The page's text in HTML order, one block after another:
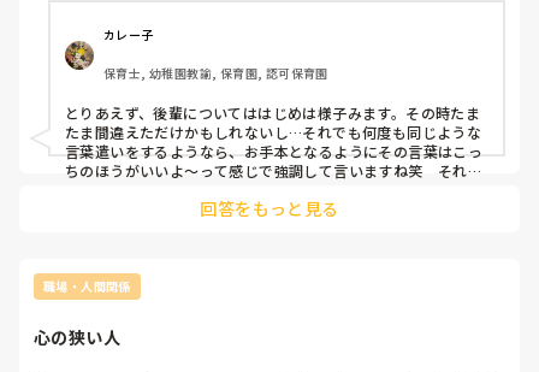
カレー子
保育士, 幼稚園教諭, 保育園, 認可保育園
とりあえず、後輩についてははじめは様子みます。その時たま
たま間違えただけかもしれないし…それでも何度も同じような
言葉遣いをするようなら、お手本となるようにその言葉はこっ
ちのほうがいいよ〜って感じで強調して言いますね笑　それで
帰り道などにちょっと話をしますかね。
回答をもっと見る
職場・人間関係
心の狭い人